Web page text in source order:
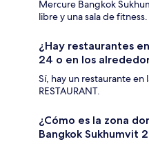
Mercure Bangkok
libre y una sala de fitness.
¿Hay restaurantes
24 o en los
Sí, hay un restaurante en
RESTAURANT.
¿Cómo es la zona
Bangkok Sukhumvit